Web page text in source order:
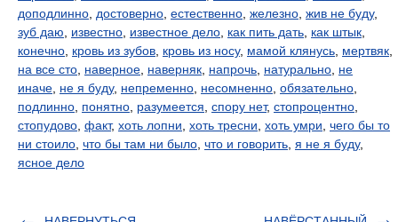
доподлинно достоверно естественно железно жив не буду,
зуб даю
известно известное дело как пить дать как штык
конечно кровь из зубов кровь из носу, мамой клянусь мертвяк
на все сто наверное наверняк напрочь натурально не
иначе не я буду, непременно несомненно обязательно
подлинно понятно разумеется спору нет, стопроцентно
стопудово факт, хоть лопни хоть тресни хоть умри чего бы то
ни стоило что бы там ни было что и говорить я не я буду,
ясное дело